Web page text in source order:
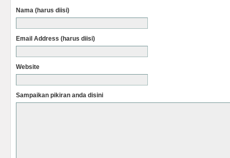
Nama (harus diisi)
Email Address (harus diisi)
Website
Sampaikan pikiran anda disini